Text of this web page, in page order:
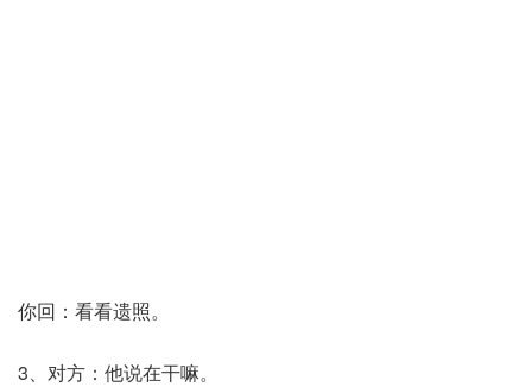
你回：看看遗照。
3、对方：他说在干嘛。